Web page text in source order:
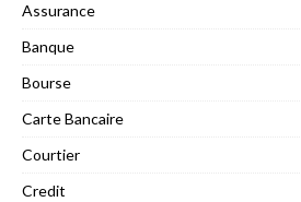
Assurance
Banque
Bourse
Carte Bancaire
Courtier
Credit